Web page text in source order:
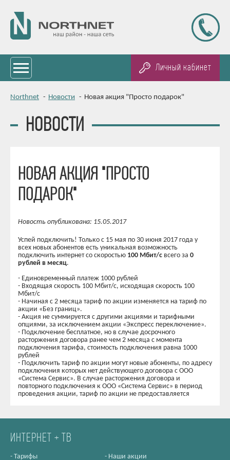
Личный кабинет
Northnet - Новости - Новая акция "Просто подарок"
НОВОСТИ
НОВАЯ АКЦИЯ "ПРОСТО
ПОДАРОК"
Новость опубликована: 15.05.2017
Успей подключить! Только с 15 мая по 30 июня 2017 года у
всех новых абонентов есть уникальная возможность
подключить интернет со скоростью 100 Мбит/с всего за 0
рублей в месяц.
- Единовременный платеж 1000 рублей
- Входящая скорость 100 Мбит/с, исходящая скорость 100
Мбит/с
- Начиная с 2 месяца тариф по акции изменяется на тариф по
акции «Без границ».
- Акция не суммируется с другими акциями и тарифными
опциями, за исключением акции «Экспресс переключение».
- Подключение бесплатное, но в случае досрочного
расторжения договора ранее чем 2 месяца с момента
подключения тарифа, стоимость подключения равна 1000
рублей
- Подключить тариф по акции могут новые абоненты, по адресу
подключения которых нет действующего договора с ООО
«Система Сервис». В случае расторжения договора и
повторного подключения к ООО «Система Сервис» в период
проведения акции, тариф по акции не предоставляется
ИНТЕРНЕТ + ТВ
- Тарифы - Наши акции